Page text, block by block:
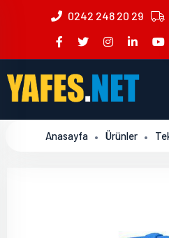
0242 248 20 29
Anasayfa Ürünler